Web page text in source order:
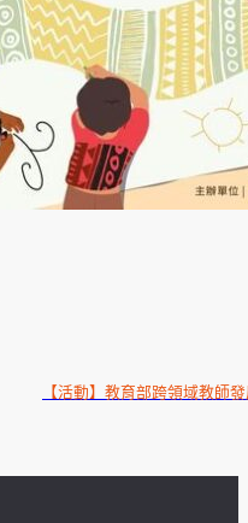
【活動】教育部跨領域教師